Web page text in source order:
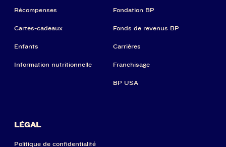
Récompenses
Cartes-cadeaux
Enfants
Information nutritionnelle
Fondation BP
Fonds de revenus BP
Carrières
Franchisage
BP USA
LÉGAL
Politique de confidentialité